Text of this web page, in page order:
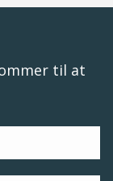
til at